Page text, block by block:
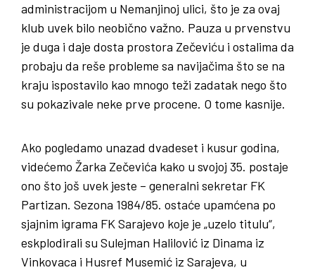
administracijom u Nemanjinoj ulici, što je za ovaj
klub uvek bilo neobično važno. Pauza u prvenstvu
je duga i daje dosta prostora Zečeviću i ostalima da
probaju da reše probleme sa navijačima što se na
kraju ispostavilo kao mnogo teži zadatak nego što
su pokazivale neke prve procene. O tome kasnije.
Ako pogledamo unazad dvadeset i kusur godina,
videćemo Žarka Zečevića kako u svojoj 35. postaje
ono što još uvek jeste – generalni sekretar FK
Partizan. Sezona 1984/85. ostaće upamćena po
sjajnim igrama FK Sarajevo koje je „uzelo titulu“,
eskplodirali su Sulejman Halilović iz Dinama iz
Vinkovaca i Husref Musemić iz Sarajeva, u